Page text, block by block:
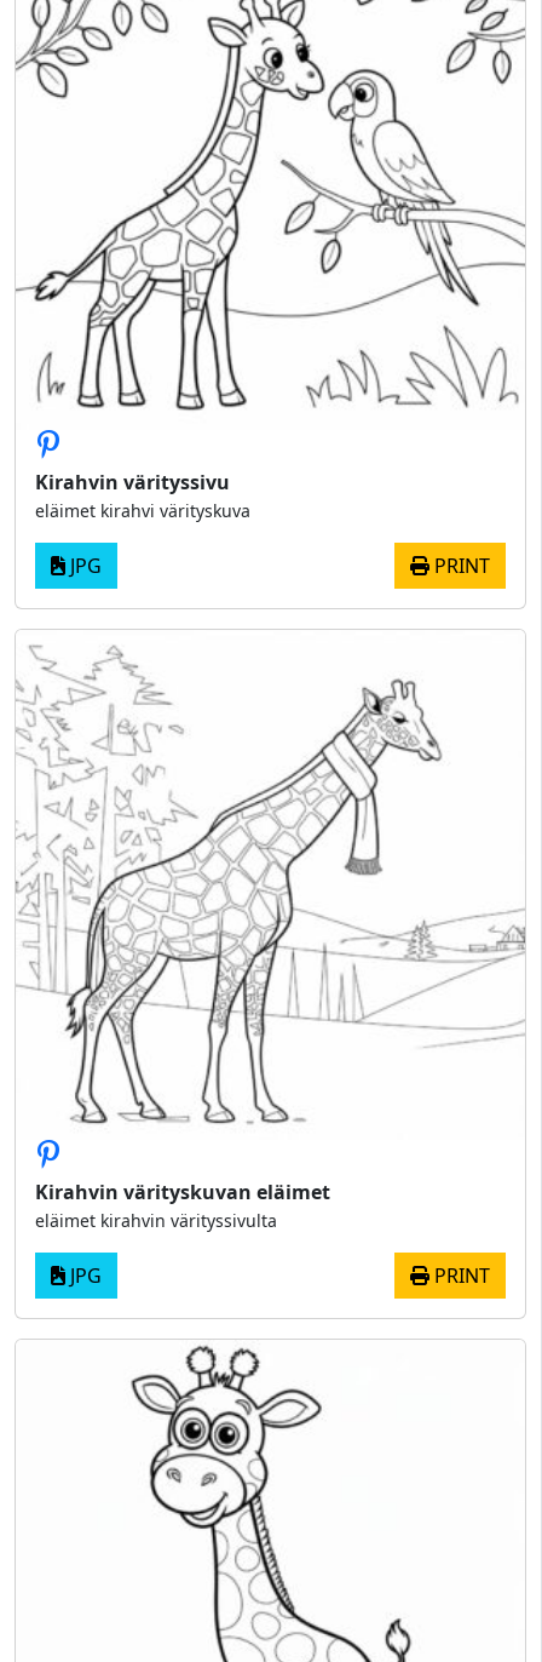
Kirahvin värityssivu
eläimet kirahvi värityskuva
JPG PRINT
Kirahvin värityskuvan eläimet
eläimet kirahvin värityssivulta
JPG PRINT